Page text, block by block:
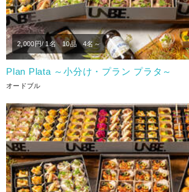
2,000円/ 1名 10品 4名～
Plan Plata ～小分け・プラン プラタ～
オードブル